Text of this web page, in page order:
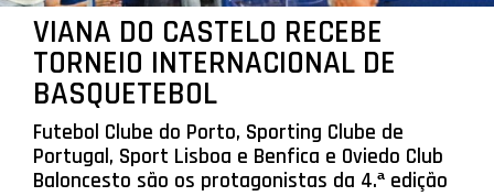
VIANA DO CASTELO RECEBE
TORNEIO INTERNACIONAL DE
BASQUETEBOL
Futebol Clube do Porto, Sporting Clube de
Portugal, Sport Lisboa e Benfica e Oviedo Club
Baloncesto são os protagonistas da 4.ª edição